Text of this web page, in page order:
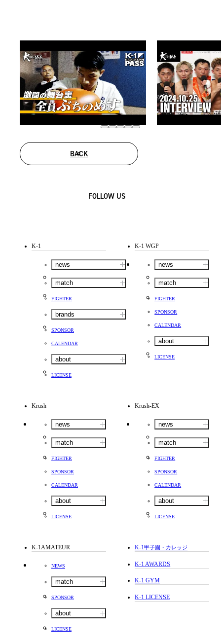
BACK
FOLLOW US
K-1
news
match
FIGHTER
brands
SPONSOR
CALENDAR
about
LICENSE
K-1 WGP
news
match
FIGHTER
SPONSOR
CALENDAR
about
LICENSE
Krush
news
match
FIGHTER
SPONSOR
CALENDAR
about
LICENSE
Krush-EX
news
match
FIGHTER
SPONSOR
CALENDAR
about
LICENSE
K-1AMATEUR
NEWS
match
SPONSOR
about
LICENSE
K-1甲子園・カレッジ
K-1 AWARDS
K-1 GYM
K-1 LICENSE